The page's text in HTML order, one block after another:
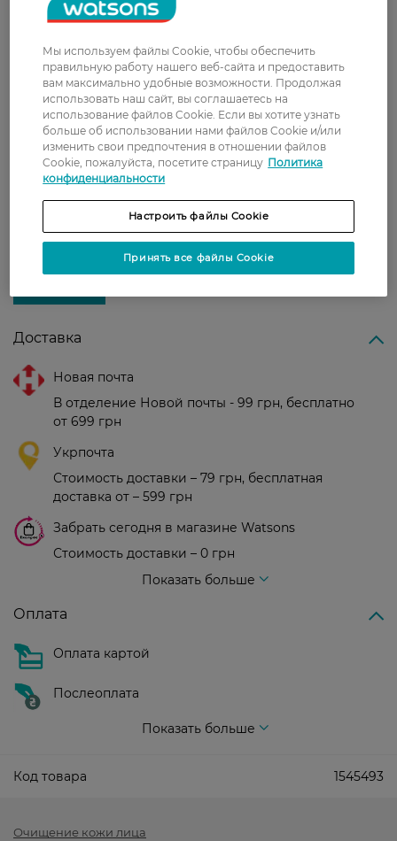
Подходит для:
Ежедневного ухода за очень сухой,
чувствительной и склонной к атопическому
дерматиту кожей.
Страна-производитель:Франция
Рейтинг и отзывы
0 0 відгуків
Доставка
Новая почта
В отделение Новой почты - 99 грн, бесплатно
от 699 грн
Укрпочта
Стоимость доставки – 79 грн, бесплатная
доставка от – 599 грн
Забрать сегодня в магазине Watsons
Стоимость доставки – 0 грн
Показать больше
Оплата
Оплата картой
Послеоплата
Показать больше
Код товара 1545493
Очищение кожи лица
Мы используем файлы Cookie, чтобы обеспечить
правильную работу нашего веб-сайта и предоставить
вам максимально удобные возможности. Продолжая
использовать наш сайт, вы соглашаетесь на
использование файлов Cookie. Если вы хотите узнать
больше об использовании нами файлов Cookie и/или
изменить свои предпочтения в отношении файлов
Cookie, пожалуйста, посетите страницу Политика
конфиденциальности
Настроить файлы Cookie
Принять все файлы Cookie